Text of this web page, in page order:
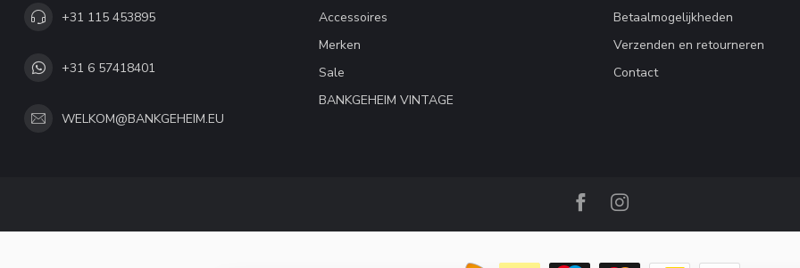
+31 115 453895
+31 6 57418401
WELKOM@BANKGEHEIM.EU
Accessoires
Merken
Sale
BANKGEHEIM VINTAGE
Betaalmogelijkheden
Verzenden en retourneren
Contact